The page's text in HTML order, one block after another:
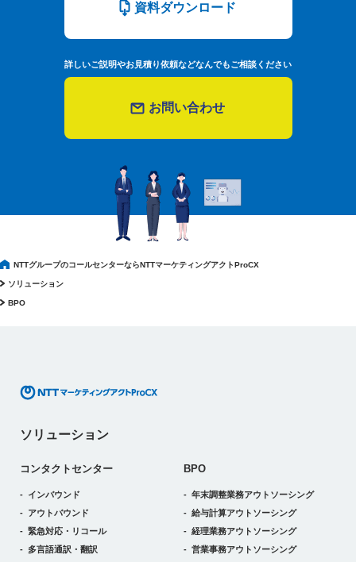
資料ダウンロード
詳しいご説明やお見積り依頼などなんでもご相談ください
お問い合わせ
NTTグループのコールセンターならNTTマーケティングアクトProCX
ソリューション
BPO
ソリューション
コンタクトセンター
インバウンド
アウトバウンド
緊急対応・リコール
多言語通訳・翻訳
BPO
年末調整業務アウトソーシング
給与計算アウトソーシング
経理業務アウトソーシング
営業事務アウトソーシング